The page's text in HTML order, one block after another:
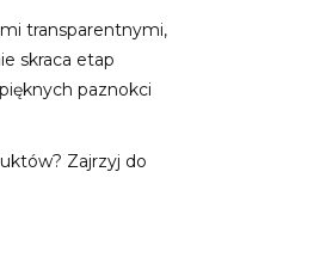
transparentnymi,
skraca etap
paznokci
Zajrzyj do